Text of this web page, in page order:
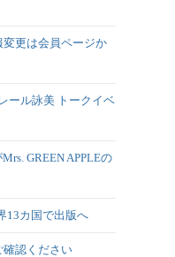
更は会員ページか
ール詠美 トークイベ
GREEN APPLEの
13カ国で出版へ
確認ください